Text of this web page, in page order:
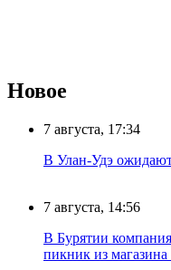
Новое
7 августа, 17:34
В Улан-Удэ
7 августа, 14:56
В Бурятии
пикник из